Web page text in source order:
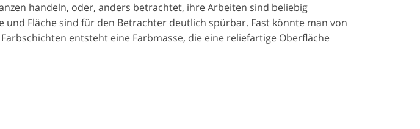
handeln, oder, anders betrachtet, ihre Arbeiten sind beliebig
Fläche sind für den Betrachter deutlich spürbar. Fast könnte man von
entsteht eine Farbmasse, die eine reliefartige Oberfläche